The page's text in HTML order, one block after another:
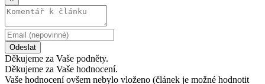
Odeslat
Děkujeme za Vaše podněty.
Děkujeme za Vaše hodnocení.
Vaše hodnocení ovšem nebylo vloženo (článek je možné hodnotit